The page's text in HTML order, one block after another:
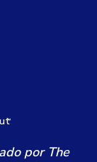
por The